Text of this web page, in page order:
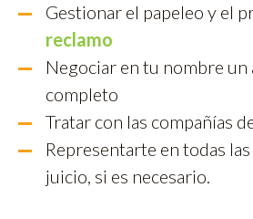
Gestionar el papeleo y el
reclamo
Negociar en tu nombre un
completo
Tratar con las compañías
Representarte en todas
juicio, si es necesario.